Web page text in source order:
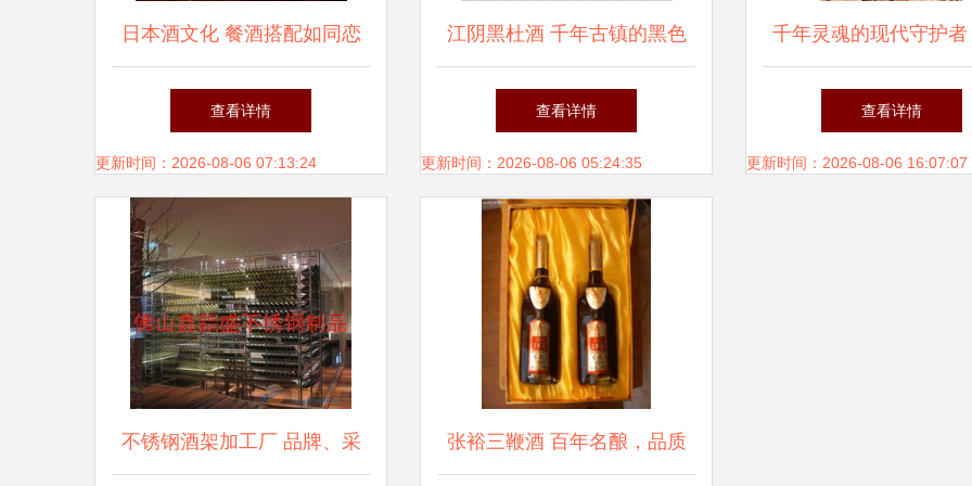
日本酒文化 餐酒搭配如同恋
爱结婚，这份清酒配餐指南你
要知道
查看详情
更新时间：2026-08-06 07:13:24
江阴黑杜酒 千年古镇的黑色
琥珀
查看详情
更新时间：2026-08-06 05:24:35
千年灵魂的现代守护者
葡萄酒瓶的设计美
查看详情
更新时间：2026-08-06 16:07:07
不锈钢酒架加工厂 品牌、采 张裕三鞭酒 百年名酿，品质